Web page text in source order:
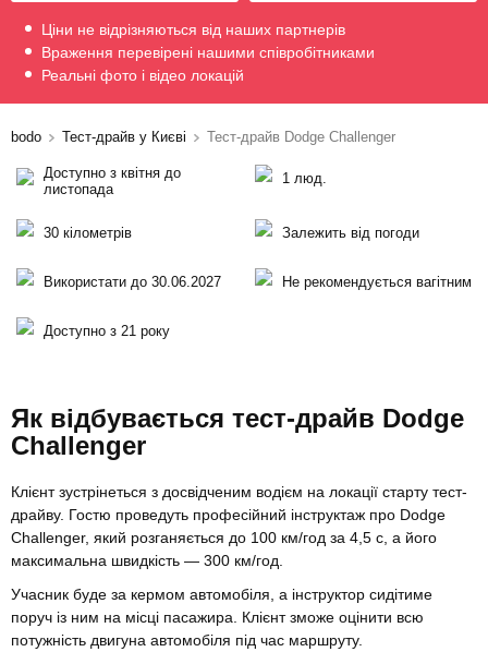
Ціни не відрізняються від наших партнерів
Враження перевірені нашими співробітниками
Реальні фото і відео локацій
bodo Тест-драйв у Києві Тест-драйв Dodge Challenger
Доступно з квітня до
листопада
1 люд.
30 кілометрів Залежить від погоди
Використати до 30.06.2027 Не рекомендується вагітним
Доступно з 21 року
Як відбувається тест-драйв Dodge
Challenger
Клієнт зустрінеться з досвідченим водієм на локації старту тест-
драйву. Гостю проведуть професійний інструктаж про Dodge
Challenger, який розганяється до 100 км/год за 4,5 с, а його
максимальна швидкість — 300 км/год.
Учасник буде за кермом автомобіля, а інструктор сидітиме
поруч із ним на місці пасажира. Клієнт зможе оцінити всю
потужність двигуна автомобіля під час маршруту.